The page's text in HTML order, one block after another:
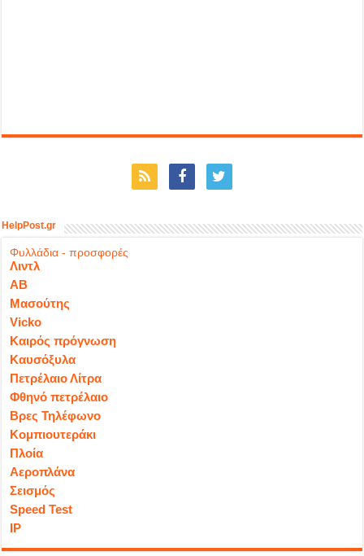
HelpPost.gr
Φυλλάδια - προσφορές
Λιντλ
ΑΒ
Μασούτης
Vicko
Καιρός πρόγνωση
Καυσόξυλα
Πετρέλαιο Λίτρα
Φθηνό πετρέλαιο
Βρες Τηλέφωνο
Κομπιουτεράκι
Πλοία
Αεροπλάνα
Σεισμός
Speed Test
IP